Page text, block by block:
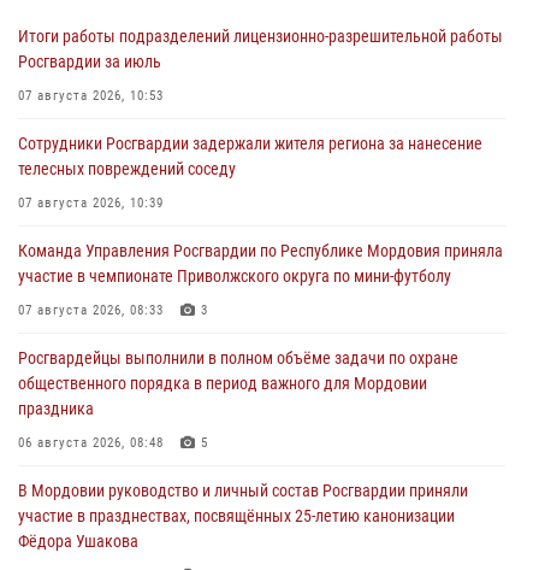
Итоги работы подразделений лицензионно-разрешительной работы
Росгвардии за июль
07 августа 2026, 10:53
Сотрудники Росгвардии задержали жителя региона за нанесение
телесных повреждений соседу
07 августа 2026, 10:39
Команда Управления Росгвардии по Республике Мордовия приняла
участие в чемпионате Приволжского округа по мини-футболу
07 августа 2026, 08:33 3
Росгвардейцы выполнили в полном объёме задачи по охране
общественного порядка в период важного для Мордовии
праздника
06 августа 2026, 08:48 5
В Мордовии руководство и личный состав Росгвардии приняли
участие в празднествах, посвящённых 25-летию канонизации
Фёдора Ушакова